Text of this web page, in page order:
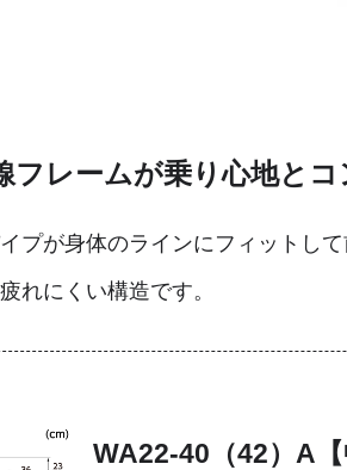
フレームが乗り心地と
プが身体のラインにフィットし
れにくい構造です。
WA22‐40（42）A【